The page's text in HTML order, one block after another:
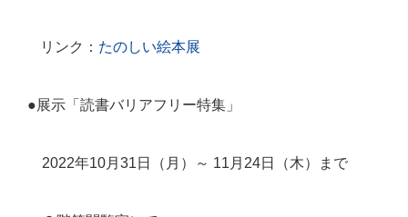
リンク： たのしい絵本展
●展示「読書バリアフリー特集」
2022年10月 31 日（月）～ 11 月 24日（木）まで